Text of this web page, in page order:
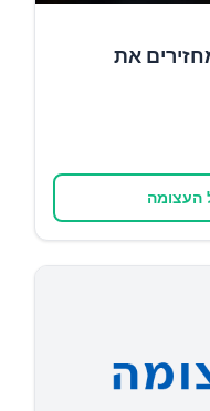
את
העצומה